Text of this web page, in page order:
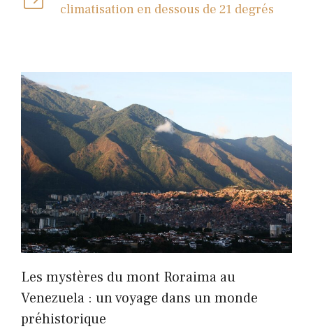
climatisation en dessous de 21 degrés
Les mystères du mont Roraima au
Venezuela : un voyage dans un monde
préhistorique